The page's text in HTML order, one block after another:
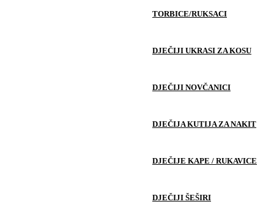
TORBICE/RUKSACI
DJEČIJI UKRASI ZA KOSU
DJEČIJI NOVČANICI
DJEČIJA KUTIJA ZA NAKIT
DJEČIJE KAPE / RUKAVICE
DJEČIJI ŠEŠIRI